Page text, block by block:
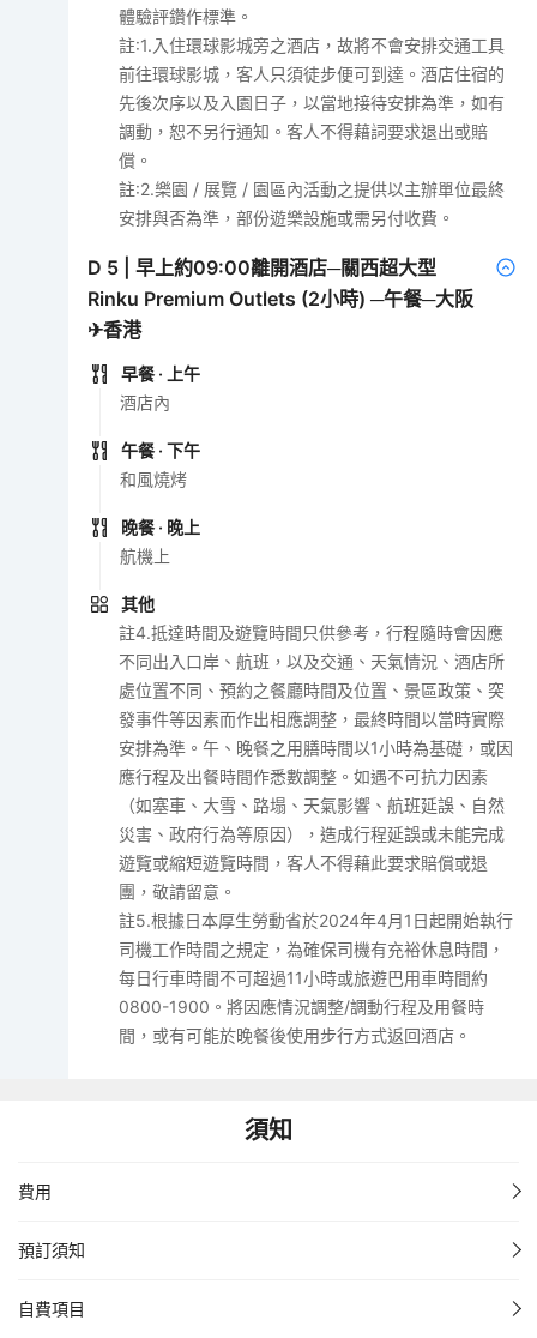
體驗評鑽作標準。
註:1.入住環球影城旁之酒店，故將不會安排交通工具
前往環球影城，客人只須徒步便可到達。酒店住宿的
先後次序以及入園日子，以當地接待安排為準，如有
調動，恕不另行通知。客人不得藉詞要求退出或賠
償。
註:2.樂園 / 展覽 / 園區內活動之提供以主辦單位最終
安排與否為準，部份遊樂設施或需另付收費。
D 5 |早上約09:00離開酒店─關西超大型
Rinku Premium Outlets (2小時) ─午餐─大阪
✈香港
早餐 · 上午
酒店內
午餐 · 下午
和風燒烤
晚餐 · 晚上
航機上
其他
註4.抵達時間及遊覽時間只供參考，行程隨時會因應
不同出入口岸、航班，以及交通、天氣情況、酒店所
處位置不同、預約之餐廳時間及位置、景區政策、突
發事件等因素而作出相應調整，最終時間以當時實際
安排為準。午、晚餐之用膳時間以1小時為基礎，或因
應行程及出餐時間作悉數調整。如遇不可抗力因素
（如塞車、大雪、路塌、天氣影響、航班延誤、自然
災害、政府行為等原因），造成行程延誤或未能完成
遊覽或縮短遊覽時間，客人不得藉此要求賠償或退
團，敬請留意。
註5.根據日本厚生勞動省於2024年4月1日起開始執行
司機工作時間之規定，為確保司機有充裕休息時間，
每日行車時間不可超過11小時或旅遊巴用車時間約
0800-1900。將因應情況調整/調動行程及用餐時
間，或有可能於晚餐後使用步行方式返回酒店。
須知
費用
預訂須知
自費項目